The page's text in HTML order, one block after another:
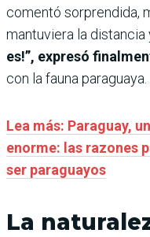
comentó sorprendida,
mantuviera la distancia
es!”, expresó
con la fauna paraguaya.
Lea más: Paraguay,
enorme: las razones
ser paraguayos
La